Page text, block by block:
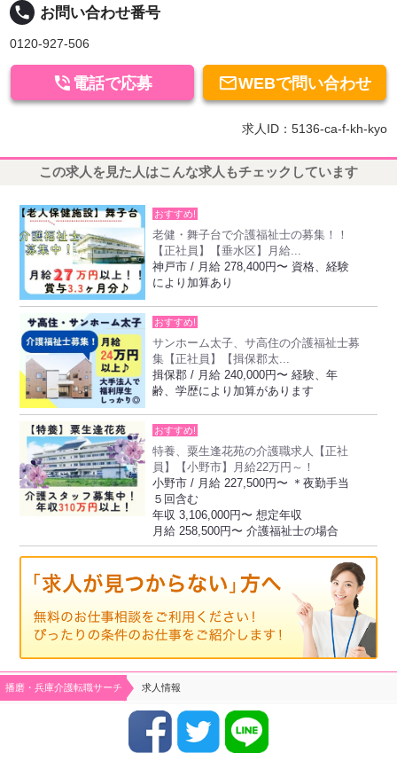
local_phone お問い合わせ番号
0120-927-506
WEBで問い合わせ
 電話で応募
求人ID：5136-ca-f-kh-kyo
この求人を見た人はこんな求人もチェックしています
おすすめ!
老健・舞子台で介護福祉士の募集！！
【正社員】【垂水区】月給...
神戸市 / 月給 278,400円〜 資格、経験
により加算あり
おすすめ!
サンホーム太子、サ高住の介護福祉士募
集【正社員】【揖保郡太...
揖保郡 / 月給 240,000円〜 経験、年
齢、学歴により加算があります
おすすめ!
特養、粟生逢花苑の介護職求人【正社
員】【小野市】月給22万円～！
小野市 / 月給 227,500円〜 ＊夜勤手当
５回含む
年収 3,106,000円〜 想定年収
月給 258,500円〜 介護福祉士の場合
播磨・兵庫介護転職サーチ 求人情報